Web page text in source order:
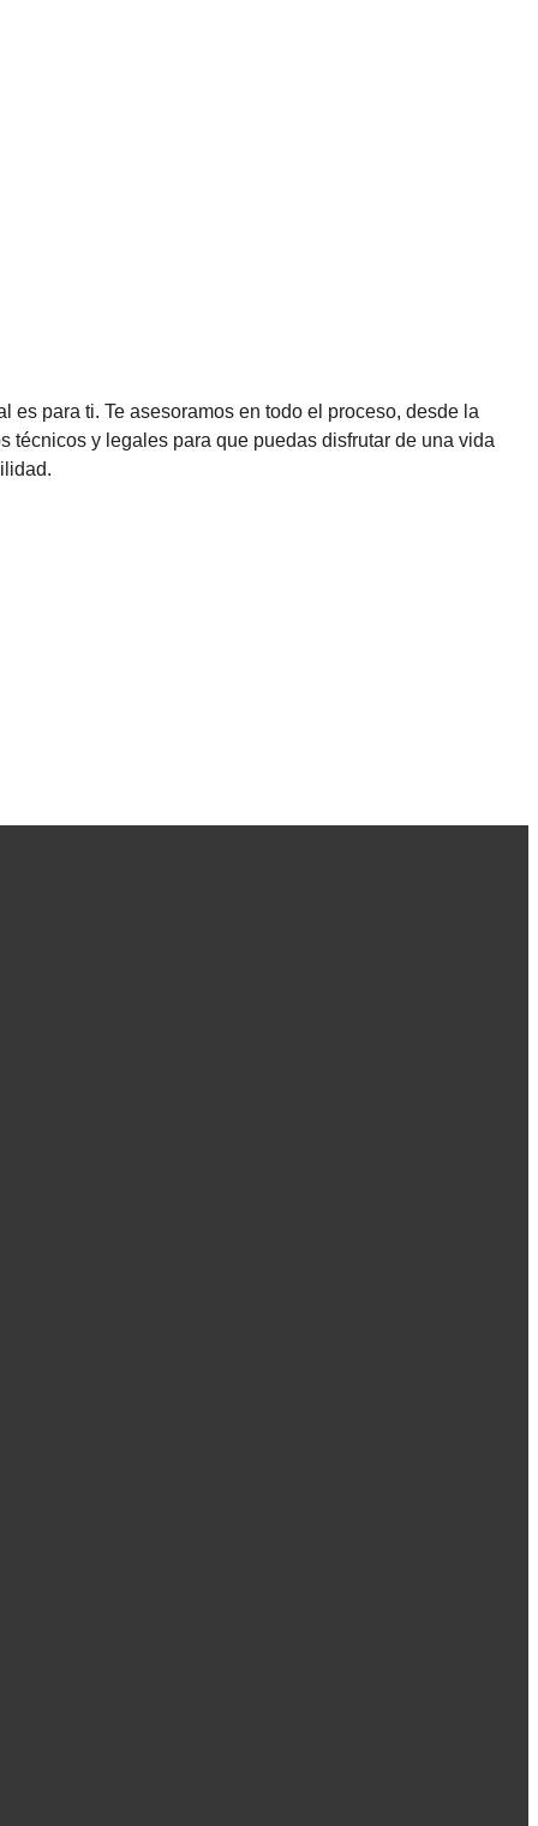
para ti. Te asesoramos en todo el proceso, desde la
técnicos y legales para que puedas disfrutar de una vida